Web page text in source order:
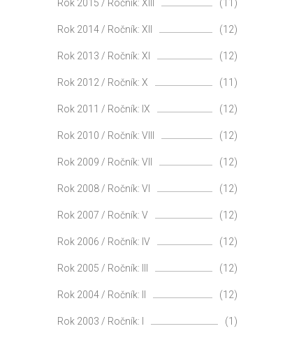
Rok 2015 / Ročník: XIII (11)
Rok 2014 / Ročník: XII (12)
Rok 2013 / Ročník: XI (12)
Rok 2012 / Ročník: X (11)
Rok 2011 / Ročník: IX (12)
Rok 2010 / Ročník: VIII (12)
Rok 2009 / Ročník: VII (12)
Rok 2008 / Ročník: VI (12)
Rok 2007 / Ročník: V (12)
Rok 2006 / Ročník: IV (12)
Rok 2005 / Ročník: III (12)
Rok 2004 / Ročník: II (12)
Rok 2003 / Ročník: I (1)